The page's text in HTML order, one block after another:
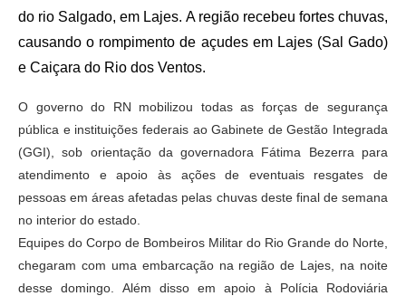
do rio Salgado, em Lajes. A região recebeu fortes chuvas,
causando o rompimento de açudes em Lajes (Sal Gado)
e Caiçara do Rio dos Ventos.
O governo do RN mobilizou todas as forças de segurança
pública e instituições federais ao Gabinete de Gestão Integrada
(GGI), sob orientação da governadora Fátima Bezerra para
atendimento e apoio às ações de eventuais resgates de
pessoas em áreas afetadas pelas chuvas deste final de semana
no interior do estado.
Equipes do Corpo de Bombeiros Militar do Rio Grande do Norte,
chegaram com uma embarcação na região de Lajes, na noite
desse domingo. Além disso em apoio à Polícia Rodoviária